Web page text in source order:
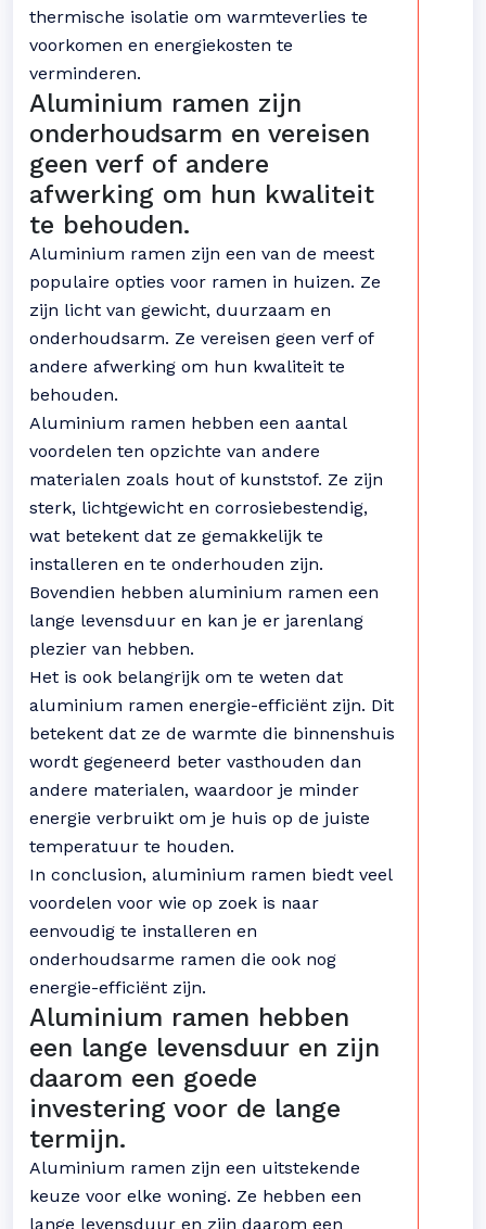
thermische isolatie om warmteverlies te
voorkomen en energiekosten te
verminderen.
Aluminium ramen zijn
onderhoudsarm en vereisen
geen verf of andere
afwerking om hun kwaliteit
te behouden.
Aluminium ramen zijn een van de meest
populaire opties voor ramen in huizen. Ze
zijn licht van gewicht, duurzaam en
onderhoudsarm. Ze vereisen geen verf of
andere afwerking om hun kwaliteit te
behouden.
Aluminium ramen hebben een aantal
voordelen ten opzichte van andere
materialen zoals hout of kunststof. Ze zijn
sterk, lichtgewicht en corrosiebestendig,
wat betekent dat ze gemakkelijk te
installeren en te onderhouden zijn.
Bovendien hebben aluminium ramen een
lange levensduur en kan je er jarenlang
plezier van hebben.
Het is ook belangrijk om te weten dat
aluminium ramen energie-efficiënt zijn. Dit
betekent dat ze de warmte die binnenshuis
wordt gegeneerd beter vasthouden dan
andere materialen, waardoor je minder
energie verbruikt om je huis op de juiste
temperatuur te houden.
In conclusion, aluminium ramen biedt veel
voordelen voor wie op zoek is naar
eenvoudig te installeren en
onderhoudsarme ramen die ook nog
energie-efficiënt zijn.
Aluminium ramen hebben
een lange levensduur en zijn
daarom een goede
investering voor de lange
termijn.
Aluminium ramen zijn een uitstekende
keuze voor elke woning. Ze hebben een
lange levensduur en zijn daarom een